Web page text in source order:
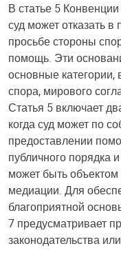
В статье 5
суд может отказать
просьбе стороны
помощь. Эти
основные категории,
спора, мирового
Статья 5 включает
когда суд может по
предоставлении
публичного порядка
может быть
медиации. Для
благоприятной
7 предусматривает
законодательства